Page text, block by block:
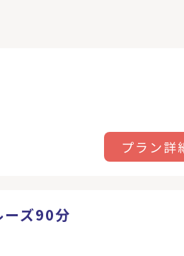
プラン詳
ーズ90分